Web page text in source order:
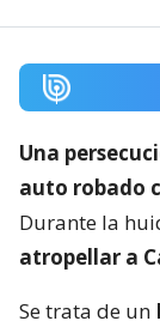
Una
auto robado
Durante la
atropellar a
Se trata de un